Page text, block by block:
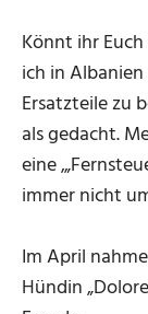
Könnt ihr
ich in
Ersatzteile zu
als gedacht.
eine
immer nicht
Im April
Hündin